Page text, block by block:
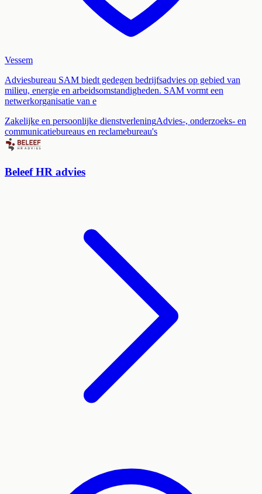
Vessem
Adviesbureau SAM biedt gedegen bedrijfsadvies op gebied van
milieu, energie en arbeidsomstandigheden. SAM vormt een
netwerkorganisatie van e
Zakelijke en persoonlijke dienstverleningAdvies-, onderzoeks- en
communicatiebureaus en reclamebureau's
Beleef HR advies